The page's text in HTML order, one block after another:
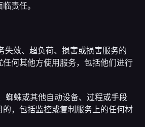
责任。
失效、超负荷、损害或损害服务的
任何其他方使用服务，包括他们进行
蜘蛛或其他自动设备、过程或手段
，包括监控或复制服务上的任何材